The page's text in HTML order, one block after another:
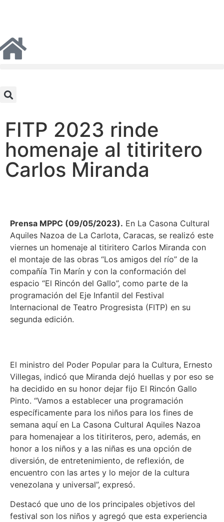
FITP 2023 rinde
homenaje al titiritero
Carlos Miranda
Prensa MPPC (09/05/2023). En La Casona Cultural
Aquiles Nazoa de La Carlota, Caracas, se realizó este
viernes un homenaje al titiritero Carlos Miranda con
el montaje de las obras “Los amigos del río” de la
compañía Tin Marín y con la conformación del
espacio “El Rincón del Gallo”, como parte de la
programación del Eje Infantil del Festival
Internacional de Teatro Progresista (FITP) en su
segunda edición.
El ministro del Poder Popular para la Cultura, Ernesto
Villegas, indicó que Miranda dejó huellas y por eso se
ha decidido en su honor dejar fijo El Rincón Gallo
Pinto. “Vamos a establecer una programación
específicamente para los niños para los fines de
semana aquí en La Casona Cultural Aquiles Nazoa
para homenajear a los titiriteros, pero, además, en
honor a los niños y a las niñas es una opción de
diversión, de entretenimiento, de reflexión, de
encuentro con las artes y lo mejor de la cultura
venezolana y universal”, expresó.
Destacó que uno de los principales objetivos del
festival son los niños y agregó que esta experiencia